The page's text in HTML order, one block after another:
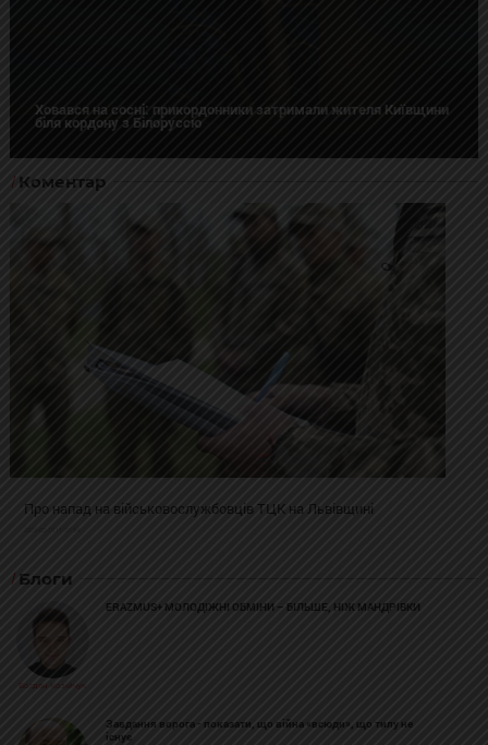
Ховався на сосні: прикордонники затримали жителя Київщини
біля кордону з Білоруссю
Коментар
Про напад на військовослужбовців ТЦК на Львівщині
Блоги
Богдан Козійчук
ERAZMUS+ МОЛОДІЖНІ ОБМІНИ – БІЛЬШЕ, НІЖ МАНДРІВКИ
Завдання ворога - показати, що війна «всюди», що тилу не
існує